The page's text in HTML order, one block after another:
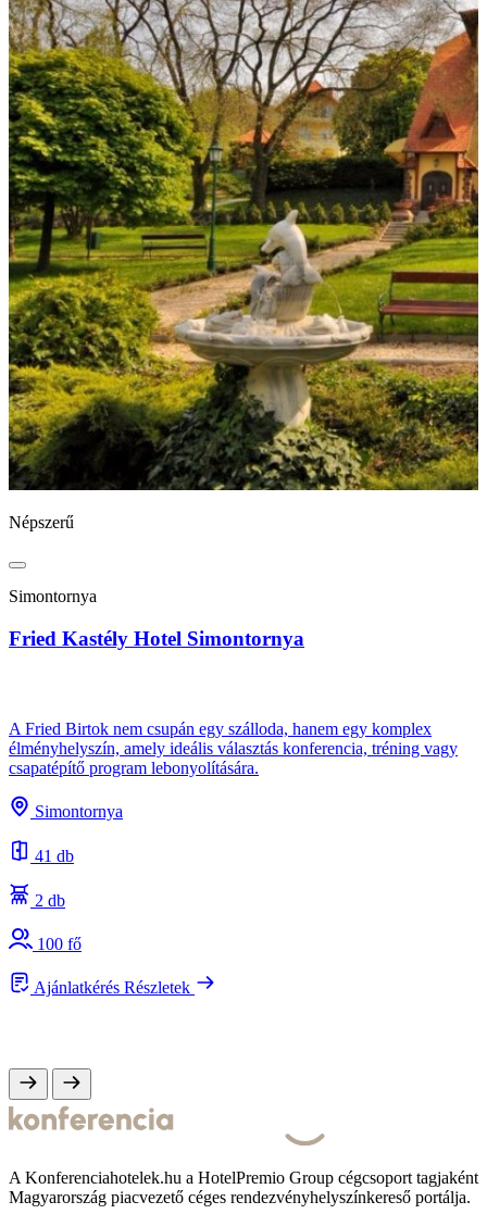
Népszerű
Simontornya
Fried Kastély Hotel Simontornya
A Fried Birtok nem csupán egy szálloda, hanem egy komplex
élményhelyszín, amely ideális választás konferencia, tréning vagy
csapatépítő program lebonyolítására.
Simontornya
41 db
2 db
100 fő
Ajánlatkérés Részletek
A Konferenciahotelek.hu a HotelPremio Group cégcsoport tagjaként
Magyarország piacvezető céges rendezvényhelyszínkereső portálja.